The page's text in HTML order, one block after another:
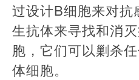
过设计B细胞来对
生抗体来寻找和消
胞，它们可以剿杀
体细胞。